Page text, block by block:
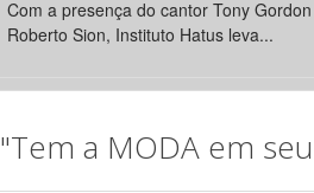
Com a presença do cantor Tony
Roberto Sion, Instituto Hatus leva...
"Tem a MODA em